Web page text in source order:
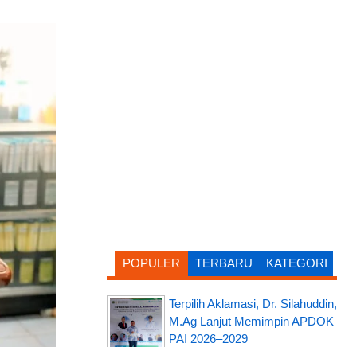
POPULER TERBARU KATEGORI
Terpilih Aklamasi, Dr. Silahuddin,
M.Ag Lanjut Memimpin APDOK
PAI 2026–2029